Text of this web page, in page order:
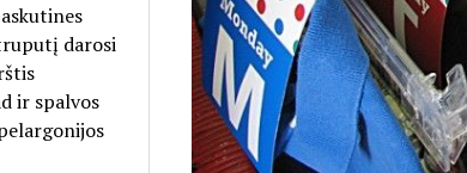
darosi
ir spalvos